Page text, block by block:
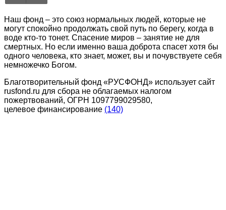
Наш фонд – это союз нормальных людей, которые не
могут спокойно продолжать свой путь по берегу, когда в
воде кто-то тонет. Спасение миров – занятие не для
смертных. Но если именно ваша доброта спасет хотя бы
одного человека, кто знает, может, вы и почувствуете себя
немножечко Богом.
Благотворительный фонд «РУСФОНД» использует сайт
rusfond.ru для сбора не облагаемых налогом
пожертвований, ОГРН 1097799029580,
целевое финансирование (140)